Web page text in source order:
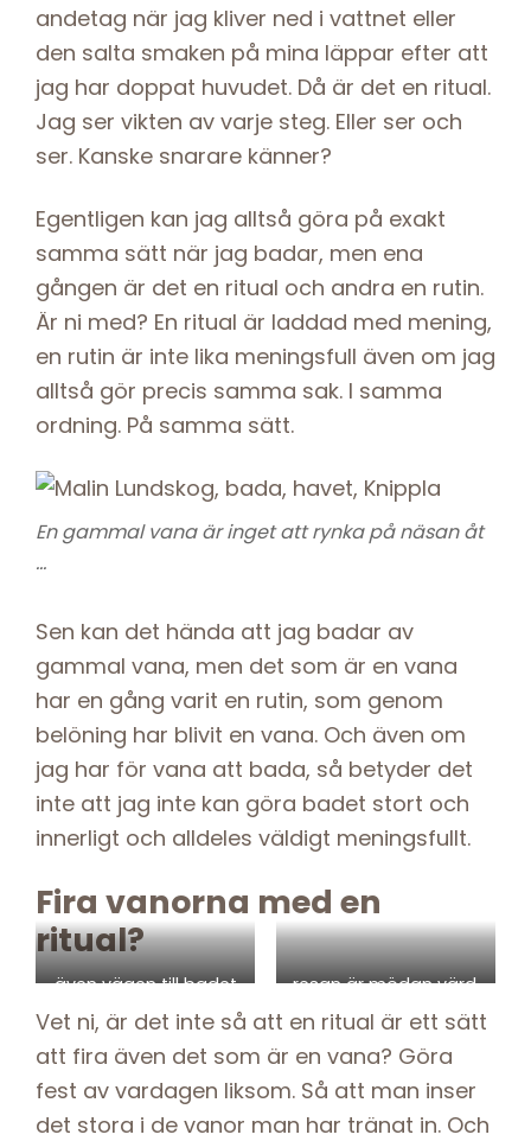
andetag när jag kliver ned i vattnet eller
den salta smaken på mina läppar efter att
jag har doppat huvudet. Då är det en ritual.
Jag ser vikten av varje steg. Eller ser och
ser. Kanske snarare känner?
Egentligen kan jag alltså göra på exakt
samma sätt när jag badar, men ena
gången är det en ritual och andra en rutin.
Är ni med? En ritual är laddad med mening,
en rutin är inte lika meningsfull även om jag
alltså gör precis samma sak. I samma
ordning. På samma sätt.
En gammal vana är inget att rynka på näsan åt
…
Sen kan det hända att jag badar av
gammal vana, men det som är en vana
har en gång varit en rutin, som genom
belöning har blivit en vana. Och även om
jag har för vana att bada, så betyder det
inte att jag inte kan göra badet stort och
innerligt och alldeles väldigt meningsfullt.
Fira vanorna med en
ritual?
även vägen till badet
kan ju ingå i en ritual
resan är mödan värd,
som vi vet
Vet ni, är det inte så att en ritual är ett sätt
att fira även det som är en vana? Göra
fest av vardagen liksom. Så att man inser
det stora i de vanor man har tränat in. Och